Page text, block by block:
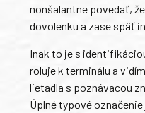
nonšalantne povedať,
dovolenku a zase späť
Inak to je s
roluje k terminálu a
lietadla s poznávacou
Úplné typové označenie